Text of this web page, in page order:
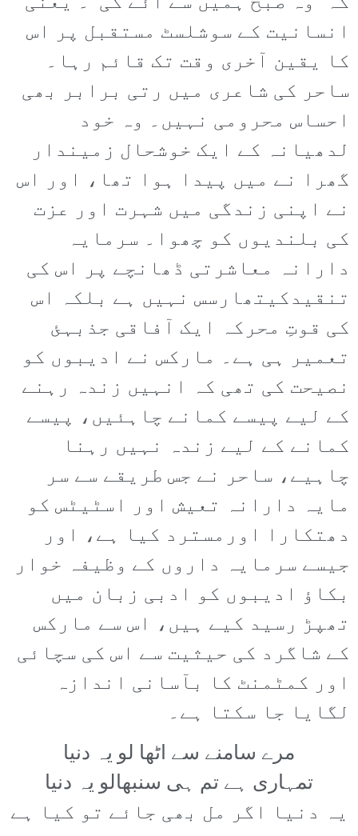
انسانیت کے سوشلسٹ مستقبل پر اس
کا یقین آخری وقت تک قائم رہا۔
ساحر کی شاعری میں رتی برابر بھی
احساس محرومی نہیں۔ وہ خود
لدھیانہ کے ایک خوشحال زمیندار
گھرا نے میں پیدا ہوا تھا، اور اس
نے اپنی زندگی میں شہرت اور عزت
کی بلندیوں کو چھوا۔ سرمایہ
دارانہ معاشرتی ڈھانچے پر اس کی
تنقیدکیتھارسس نہیں ہے بلکہ اس
کی قوتِ محرکہ ایک آفاقی جذبہئ
تعمیر ہی ہے۔ مارکس نے ادیبوں کو
نصیحت کی تھی کہ انہیں زندہ رہنے
کے لیے پیسے کمانے چاہئیں، پیسے
کمانے کے لیے زندہ نہیں رہنا
چاہیے، ساحر نے جس طریقے سے سر
مایہ دارانہ تعیش اور اسٹیٹس کو
دھتکارا اورمسترد کیا ہے، اور
جیسے سرمایہ داروں کے وظیفہ خوار
بکاؤ ادیبوں کو ادبی زبان میں
تھپڑ رسید کیے ہیں، اس سے مارکس
کے شاگرد کی حیثیت سے اس کی سچائی
اور کمٹمنٹ کا بآسانی اندازہ
لگایا جا سکتا ہے۔
مرے سامنے سے اٹھا لو یہ دنیا
تمہاری ہے تم ہی سنبھالو یہ دنیا
یہ دنیا اگر مل بھی جائے تو کیا ہے